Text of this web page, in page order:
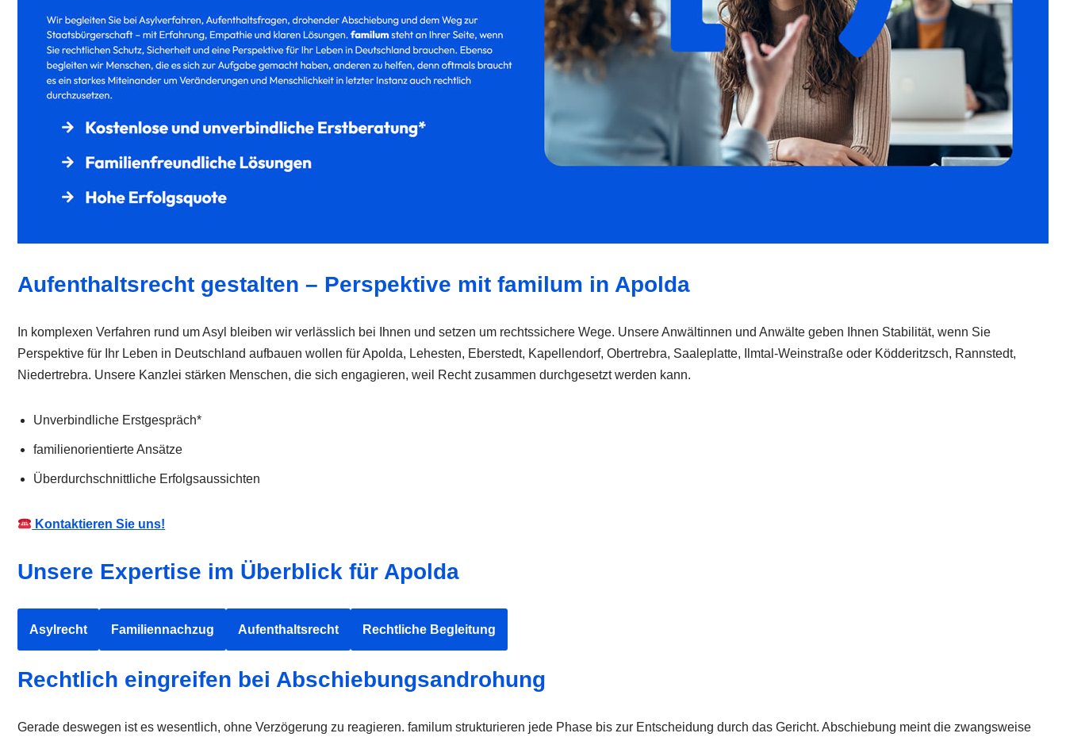
Aufenthaltsrecht gestalten – Perspektive mit familum in Apolda
In komplexen Verfahren rund um Asyl bleiben wir verlässlich bei Ihnen und setzen um rechtssichere Wege. Unsere Anwältinnen und Anwälte geben Ihnen Stabilität, wenn Sie
Perspektive für Ihr Leben in Deutschland aufbauen wollen für Apolda, Lehesten, Eberstedt, Kapellendorf, Obertrebra, Saaleplatte, Ilmtal-Weinstraße oder Ködderitzsch, Rannstedt,
Niedertrebra. Unsere Kanzlei stärken Menschen, die sich engagieren, weil Recht zusammen durchgesetzt werden kann.
Unverbindliche Erstgespräch*
familienorientierte Ansätze
Überdurchschnittliche Erfolgsaussichten
Kontaktieren Sie uns!
Unsere Expertise im Überblick für Apolda
Asylrecht Familiennachzug Aufenthaltsrecht Rechtliche Begleitung
Rechtlich eingreifen bei Abschiebungsandrohung
Gerade deswegen ist es wesentlich, ohne Verzögerung zu reagieren. familum strukturieren jede Phase bis zur Entscheidung durch das Gericht. Abschiebung meint die zwangsweise